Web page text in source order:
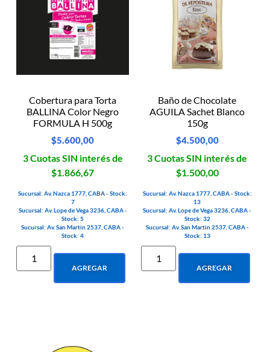
Cobertura para Torta
BALLINA Color Negro
FORMULA H 500g
$5.600,00
3 Cuotas SIN interés de
$1.866,67
Sucursal: Av. Nazca 1777, CABA - Stock:
7
Sucursal: Av. Lope de Vega 3236, CABA -
Stock: 5
Sucursal: Av. San Martin 2537, CABA -
Stock: 4
AGREGAR
Baño de Chocolate
AGUILA Sachet Blanco
150g
$4.500,00
3 Cuotas SIN interés de
$1.500,00
Sucursal: Av. Nazca 1777, CABA - Stock:
13
Sucursal: Av. Lope de Vega 3236, CABA -
Stock: 32
Sucursal: Av. San Martin 2537, CABA -
Stock: 13
AGREGAR